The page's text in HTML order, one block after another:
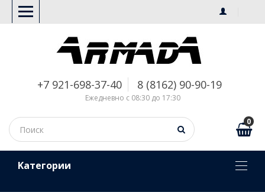
+7 921-698-37-40 8 (8162) 90-90-19
Ежедневно с 08:30 до 17:30
0
Kатегории